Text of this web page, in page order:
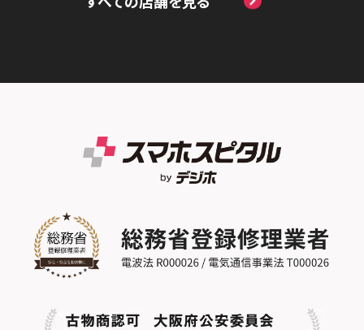
スマホスピタル テルル蒲生
スマホスピタル テルル草加花栗
スマホスピタル船橋FACE
スマホスピタル 佐倉
スマホスピタル テルル松戸五香
スマホスピタル テルル南流山
スマホスピタル名古屋金山
スマホスピタル 西枇杷島
スマホスピタル ゲオデジタルベース名古屋
スマホスピタル知多
スマホスピタル平和が丘
スマホスピタル高槻
スマホスピタル江坂
スマホスピタルビオルネ枚方
スマホスピタル住道オペラパーク
スマホスピタル東大阪ロンモール布施
スマホスピタル GODOモバイル大分府内町
スマホスピタル沖縄美里